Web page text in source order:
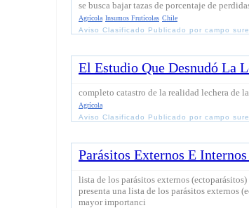
se busca bajar tazas de porcentaje de
Agrícola Insumos Frutícolas Chile
Aviso Clasificado Publicado por campo
El Estudio Que Desnudó La
completo catastro de la realidad lechera de
Agrícola
Aviso Clasificado Publicado por campo
Parásitos Externos E
lista de los parásitos externos
presenta una lista de los parásitos externos
mayor importanci